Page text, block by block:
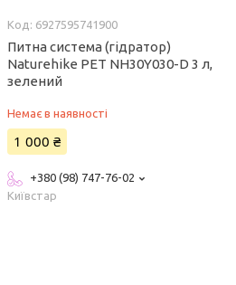
6927595741900
Питна система (гідратор)
Naturehike PET NH30Y030-D 3 л,
зелений
Немає в наявності
1 000 ₴
+380 (98) 747-76-02
Київстар